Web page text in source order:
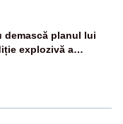
demască planul lui
explozivă a
la Realitatea PLUS